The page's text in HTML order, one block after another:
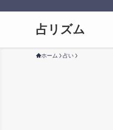
占リズム
ホーム 占い